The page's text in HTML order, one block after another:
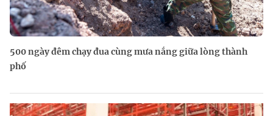
500 ngày đêm chạy đua cùng mưa nắng giữa lòng thành
phố